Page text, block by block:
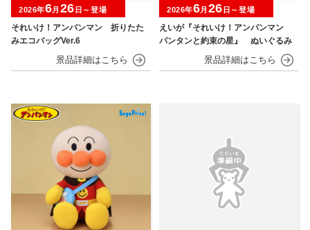
それいけ！アンパンマン 折りたた
みエコバッグVer.6
2026年6月 26 日～登場
えいが『それいけ！アンパンマン
パンタンと約束の星』 ぬいぐるみ
2026年6月 26 日～登場